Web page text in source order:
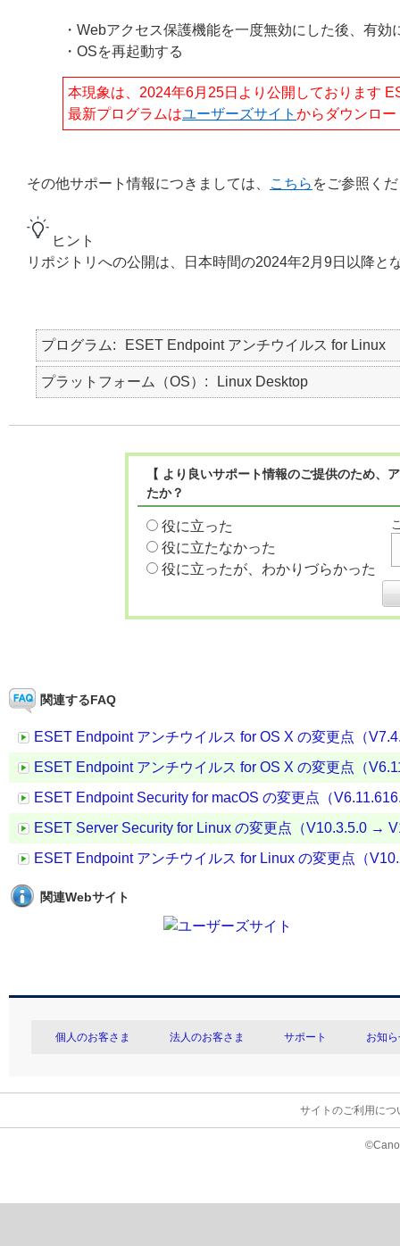
・Webアクセス保護機能を一度無効にした後、有効
・OSを再起動する
本現象は、2024年6月25日より公開しております
最新プログラムはユーザーズサイト からダウンロ
その他サポート情報につきましては、 こちら をご参照く
ヒント
リポジトリへの公開は、日本時間の2024年2月9日以降と
プログラム ESET Endpoint アンチウイルス for Linux
プラットフォーム（OS） Linux Desktop
【 より良いサポート情報のご提供のため
たか？
役に立った
役に立たなかった
役に立ったが、わかりづらかった
関連するFAQ
ESET Endpoint アンチウイルス for OS X の変更点（
ESET Endpoint アンチウイルス for OS X の変更点（
ESET Endpoint Security for macOS の変更点（
ESET Server Security for Linux の変更点（V10.3.5.0 →
ESET Endpoint アンチウイルス for Linux の変更点（
関連Webサイト
個人のお客さま 法人のお客さま サポート お知
サイトのご利用につ